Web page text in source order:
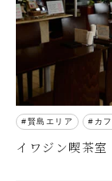
賢島エリア カ
イワジン喫茶室